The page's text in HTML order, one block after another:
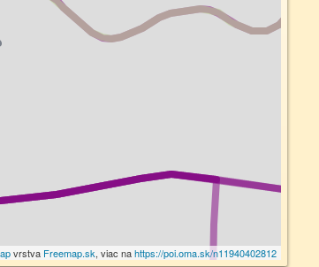
vrstva Freemap.sk, viac nahttps://poi.oma.sk/n11940402812